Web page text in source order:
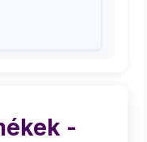
-